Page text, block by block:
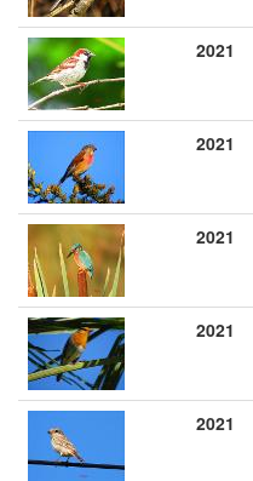
2021
2021
2021
2021
2021